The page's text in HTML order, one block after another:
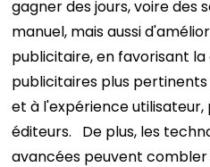
gagner des jours, voire des
manuel, mais aussi
publicitaire, en favorisant
publicitaires plus
et à l'expérience
éditeurs.
De plus, les
avancées peuvent